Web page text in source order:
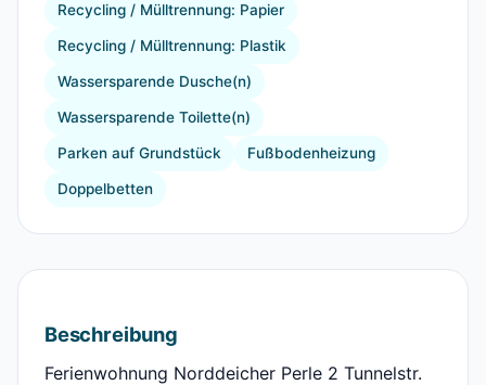
Recycling / Mülltrennung: Papier
Recycling / Mülltrennung: Plastik
Wassersparende Dusche(n)
Wassersparende Toilette(n)
Parken auf Grundstück Fußbodenheizung
Doppelbetten
Beschreibung
Ferienwohnung Norddeicher Perle 2 Tunnelstr.